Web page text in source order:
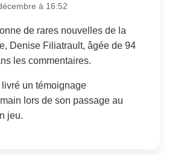
à 16:52
de rares nouvelles de la
Denise Filiatrault, âgée de 94
les commentaires.
un témoignage
lors de son passage au
jeu.